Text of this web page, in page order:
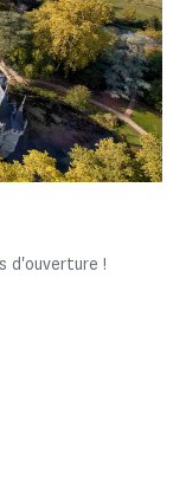
d'ouverture !